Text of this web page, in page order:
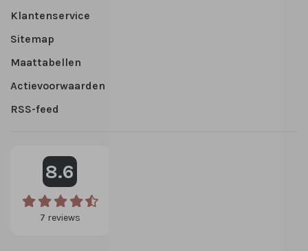
Klantenservice
Sitemap
Maattabellen
Actievoorwaarden
RSS-feed
8.6
7 reviews